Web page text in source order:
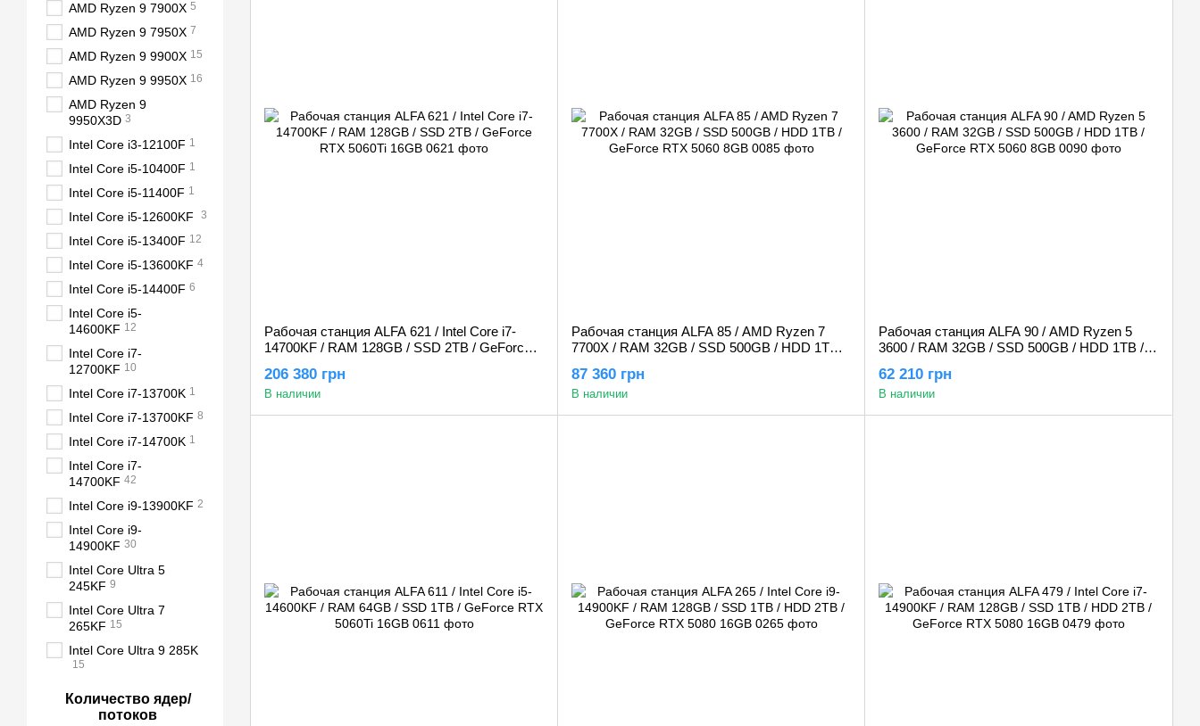
Рабочая станция ALFA 621 / Intel Core i7-
14700KF / RAM 128GB / SSD 2TB / GeForce
206 380 грн
В наличии
Рабочая станция ALFA 85 / AMD Ryzen 7
7700X / RAM 32GB / SSD 500GB / HDD 1TB /
87 360 грн
В наличии
Рабочая станция ALFA 90 / AMD Ryzen 5
3600 / RAM 32GB / SSD 500GB / HDD 1TB /
62 210 грн
В наличии
AMD Ryzen 9 7900X 5
AMD Ryzen 9 7950X 7
AMD Ryzen 9 9900X 15
AMD Ryzen 9 9950X 16
AMD Ryzen 9
9950X3D 3
Intel Core i3-12100F 1
Intel Core i5-10400F 1
Intel Core i5-11400F 1
Intel Core i5-12600KF 3
Intel Core i5-13400F 12
Intel Core i5-13600KF 4
Intel Core i5-14400F 6
Intel Core i5-
14600KF 12
Intel Core i7-
12700KF 10
Intel Core i7-13700K 1
Intel Core i7-13700KF 8
Intel Core i7-14700K 1
Intel Core i7-
14700KF 42
Intel Core i9-13900KF 2
Intel Core i9-
14900KF 30
Intel Core Ultra 5
245KF 9
Intel Core Ultra 7
265KF 15
Intel Core Ultra 9 285K
15
Количество ядер/
потоков